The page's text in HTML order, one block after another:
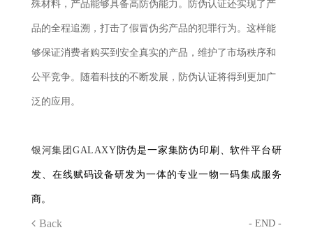
殊材料，产品能够具备高防伪能力。防伪认证还实现了产
品的全程追溯，打击了假冒伪劣产品的犯罪行为。这样能
够保证消费者购买到安全真实的产品，维护了市场秩序和
公平竞争。随着科技的不断发展，防伪认证将得到更加广
泛的应用。
银河集团GALAXY 防伪是一家集防伪印刷、软件平台研
发、在线赋码设备研发为一体的专业一物一码集成服务
商。
Back - END -